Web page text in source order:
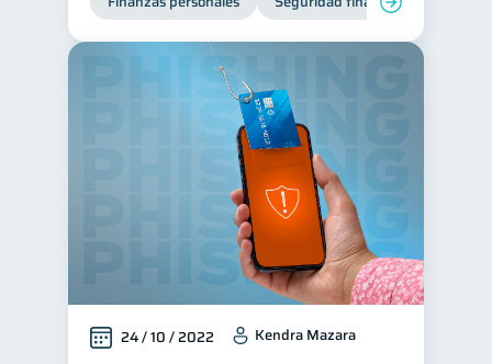
24 / 10 / 2022 Kendra Mazara